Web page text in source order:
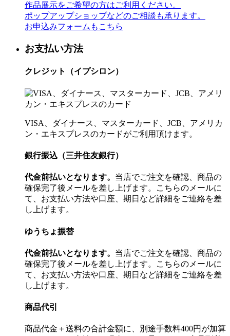
作品展示をご希望の方はご利用ください。
ポップアップショップなどのご相談も承ります。
お申込みフォームもこちら
お支払い方法
クレジット（イプシロン）
VISA、ダイナース、マスターカード、JCB、アメリカ
ン・エキスプレスのカードがご利用頂けます。
銀行振込（三井住友銀行）
代金前払いとなります。 当店でご注文を確認、商品の
確保完了後メールを差し上げます。こちらのメールに
て、お支払い方法や口座、期日など詳細をご連絡を差
し上げます。
ゆうちょ振替
代金前払いとなります。 当店でご注文を確認、商品の
確保完了後メールを差し上げます。こちらのメールに
て、お支払い方法や口座、期日など詳細をご連絡を差
し上げます。
商品代引
商品代金＋送料の合計金額に、別途手数料400円が加算